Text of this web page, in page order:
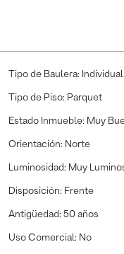
Tipo de Baulera: Individual
Tipo de Piso: Parquet
Estado Inmueble: Muy
Orientación: Norte
Luminosidad: Muy
Disposición: Frente
Antigüedad: 50 años
Uso Comercial : No